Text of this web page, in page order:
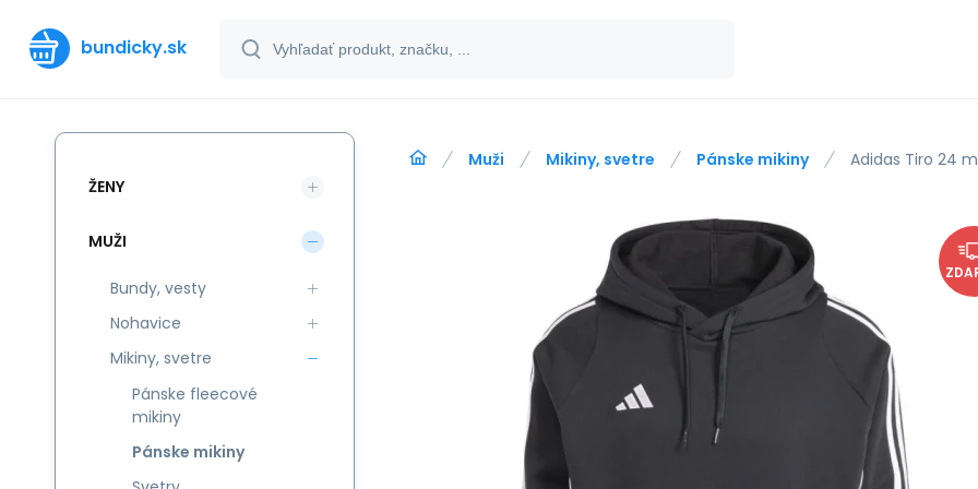
bundicky.sk
Muži Mikiny, svetre Pánske mikiny Adidas Tiro 24
ŽENY
MUŽI
Bundy, vesty
Nohavice
Mikiny, svetre
Pánske fleecové
mikiny
Pánske mikiny